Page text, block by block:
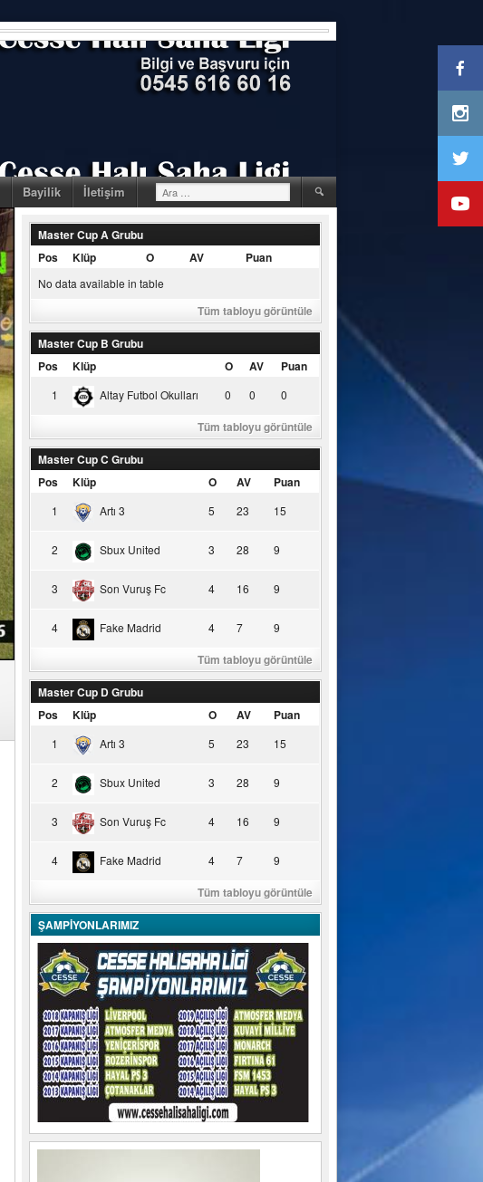
Bayilik İletişim Arama:
Master Cup A Grubu
Pos
Klüp O AV Puan
No data available in table
Tüm tabloyu görüntüle
Master Cup B Grubu
Pos
Klüp O AV Puan
1 Altay Futbol Okulları 0 0 0
Tüm tabloyu görüntüle
Master Cup C Grubu
Pos
Klüp O AV Puan
1 Artı 3 5 23 15
2 Sbux United 3 28 9
3 Son Vuruş Fc 4 16 9
4 Fake Madrid 4 7 9
Tüm tabloyu görüntüle
Master Cup D Grubu
Pos
Klüp O AV Puan
1 Artı 3 5 23 15
2 Sbux United 3 28 9
3 Son Vuruş Fc 4 16 9
4 Fake Madrid 4 7 9
Tüm tabloyu görüntüle
ŞAMPİYONLARIMIZ